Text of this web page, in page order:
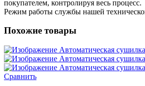
покупателем, контролируя весь процесс.
Режим работы службы нашей
Похожие товары
Сравнить